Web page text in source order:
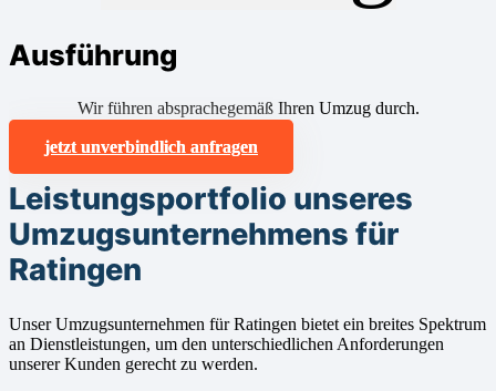
Ausführung
Wir führen absprachegemäß Ihren Umzug durch.
jetzt unverbindlich anfragen
Leistungsportfolio unseres
Umzugsunternehmens für
Ratingen
Unser Umzugsunternehmen für Ratingen bietet ein breites Spektrum
an Dienstleistungen, um den unterschiedlichen Anforderungen
unserer Kunden gerecht zu werden.